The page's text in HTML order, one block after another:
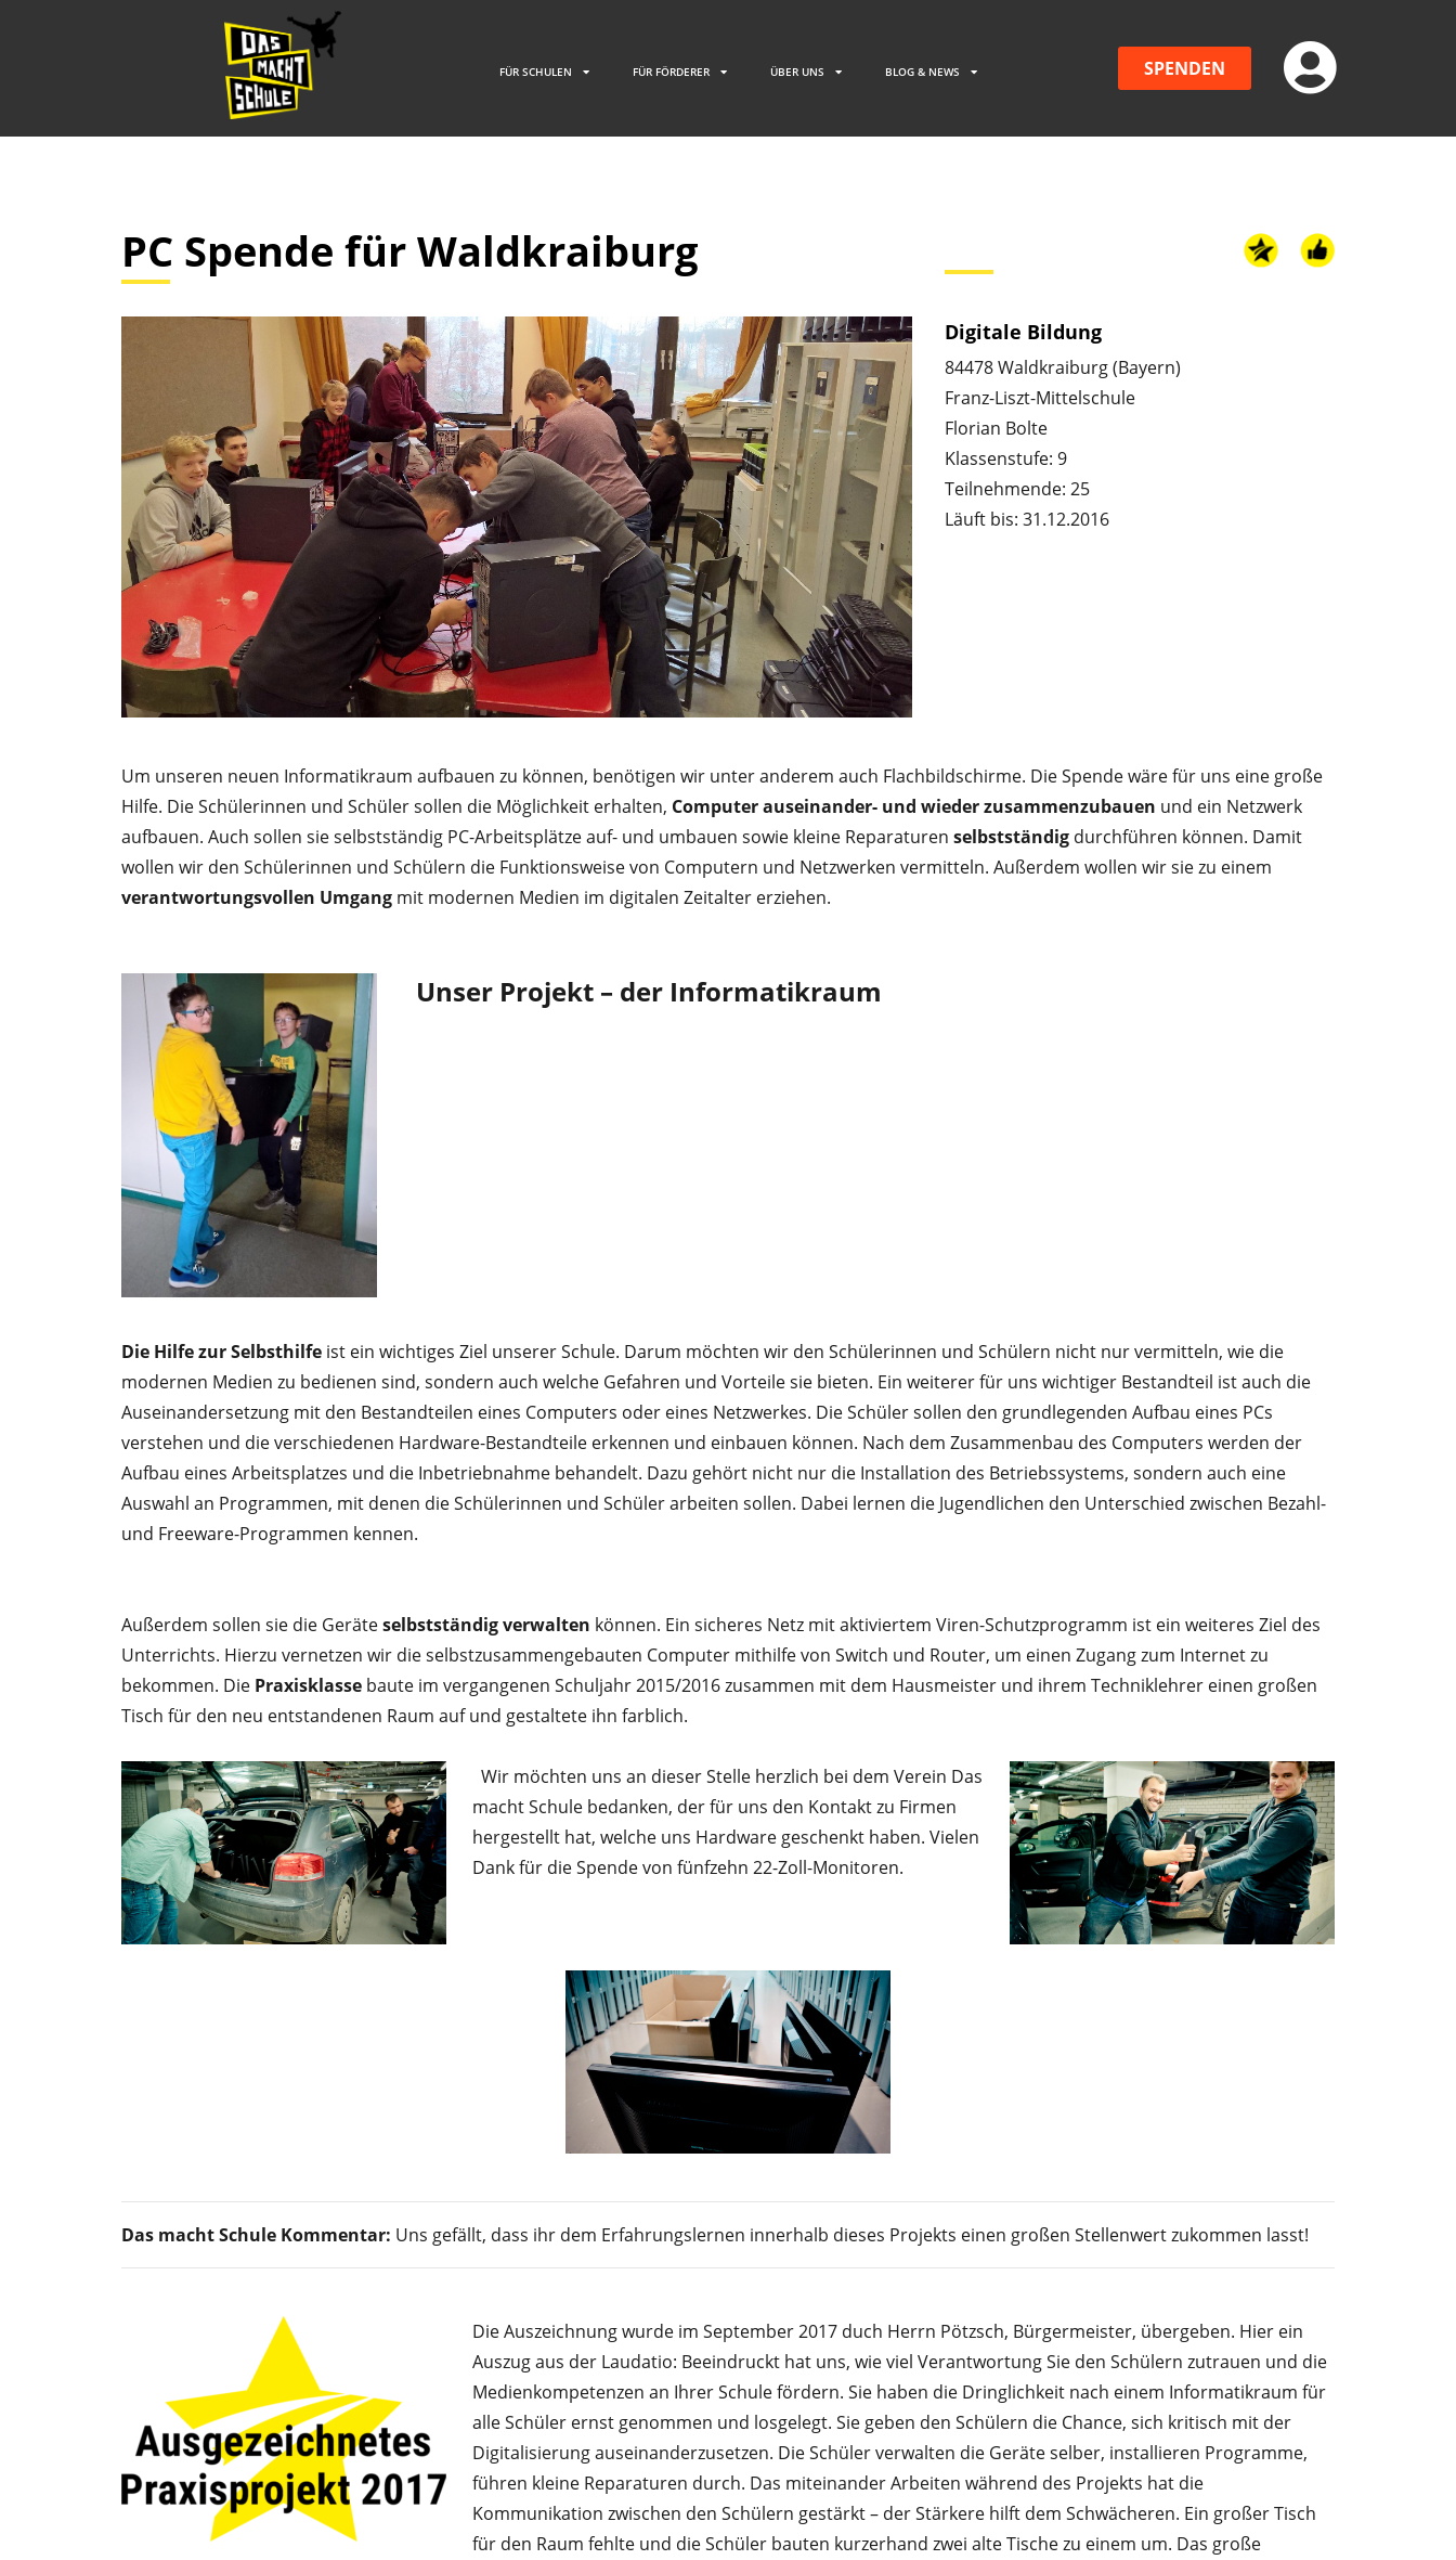
FÜR SCHULEN FÜR FÖRDERER ÜBER UNS BLOG & NEWS SPENDEN
PC Spende für Waldkraiburg
Digitale Bildung
84478 Waldkraiburg (Bayern)
Franz-Liszt-Mittelschule
Florian Bolte
Klassenstufe: 9
Teilnehmende: 25
Läuft bis: 31.12.2016
Um unseren neuen Informatikraum aufbauen zu können, benötigen wir unter anderem auch Flachbildschirme. Die Spende wäre für uns eine große
Hilfe. Die Schülerinnen und Schüler sollen die Möglichkeit erhalten, Computer auseinander- und wieder zusammenzubauen und ein Netzwerk
aufbauen. Auch sollen sie selbstständig PC-Arbeitsplätze auf- und umbauen sowie kleine Reparaturen selbstständig durchführen können. Damit
wollen wir den Schülerinnen und Schülern die Funktionsweise von Computern und Netzwerken vermitteln. Außerdem wollen wir sie zu einem
verantwortungsvollen Umgang mit modernen Medien im digitalen Zeitalter erziehen.
Unser Projekt – der Informatikraum
Die Hilfe zur Selbsthilfe ist ein wichtiges Ziel unserer Schule. Darum möchten wir den Schülerinnen und Schülern nicht nur vermitteln, wie die
modernen Medien zu bedienen sind, sondern auch welche Gefahren und Vorteile sie bieten. Ein weiterer für uns wichtiger Bestandteil ist auch die
Auseinandersetzung mit den Bestandteilen eines Computers oder eines Netzwerkes. Die Schüler sollen den grundlegenden Aufbau eines PCs
verstehen und die verschiedenen Hardware-Bestandteile erkennen und einbauen können. Nach dem Zusammenbau des Computers werden der
Aufbau eines Arbeitsplatzes und die Inbetriebnahme behandelt. Dazu gehört nicht nur die Installation des Betriebssystems, sondern auch eine
Auswahl an Programmen, mit denen die Schülerinnen und Schüler arbeiten sollen. Dabei lernen die Jugendlichen den Unterschied zwischen Bezahl-
und Freeware-Programmen kennen.
Außerdem sollen sie die Geräteselbstständig verwalten können. Ein sicheres Netz mit aktiviertem Viren-Schutzprogramm ist ein weiteres Ziel des
Unterrichts. Hierzu vernetzen wir die selbstzusammengebauten Computer mithilfe von Switch und Router, um einen Zugang zum Internet zu
bekommen. Die Praxisklasse baute im vergangenen Schuljahr 2015/2016 zusammen mit dem Hausmeister und ihrem Techniklehrer einen großen
Tisch für den neu entstandenen Raum auf und gestaltete ihn farblich.
Wir möchten uns an dieser Stelle herzlich bei dem Verein Das
macht Schule bedanken, der für uns den Kontakt zu Firmen
hergestellt hat, welche uns Hardware geschenkt haben. Vielen
Dank für die Spende von fünfzehn 22-Zoll-Monitoren.
Das macht Schule Kommentar: Uns gefällt, dass ihr dem Erfahrungslernen innerhalb dieses Projekts einen großen Stellenwert zukommen lasst!
Die Auszeichnung wurde im September 2017 duch Herrn Pötzsch, Bürgermeister, übergeben. Hier ein
Auszug aus der Laudatio: Beeindruckt hat uns, wie viel Verantwortung Sie den Schülern zutrauen und die
Medienkompetenzen an Ihrer Schule fördern. Sie haben die Dringlichkeit nach einem Informatikraum für
alle Schüler ernst genommen und losgelegt. Sie geben den Schülern die Chance, sich kritisch mit der
Digitalisierung auseinanderzusetzen. Die Schüler verwalten die Geräte selber, installieren Programme,
führen kleine Reparaturen durch. Das miteinander Arbeiten während des Projekts hat die
Kommunikation zwischen den Schülern gestärkt – der Stärkere hilft dem Schwächeren. Ein großer Tisch
für den Raum fehlte und die Schüler bauten kurzerhand zwei alte Tische zu einem um. Das große